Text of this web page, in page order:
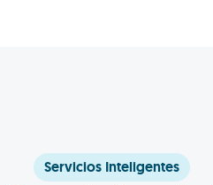
Servicios Inteligentes